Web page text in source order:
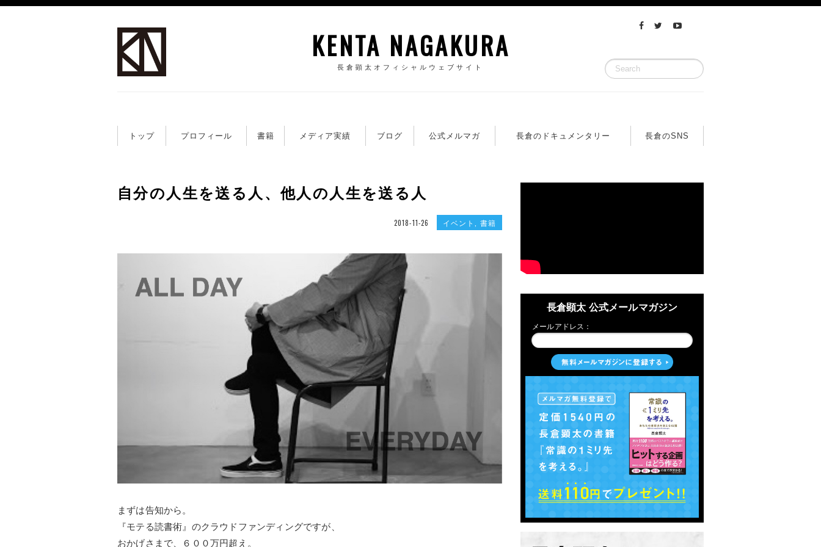
KENTA NAGAKURA
長倉顕太オフィシャルウェブサイト
トップ プロフィール 書籍 メディア実績 ブログ 公式メルマガ 長倉のドキュメンタリー 長倉のSNS
自分の人生を送る人、他人の人生を送る人
2018-11-26 イベント 書籍
まずは告知から。
『モテる読書術』のクラウドファンディングですが、
おかげさまで、６００万円超え。
長倉顕太 公式メールマガジン
メールアドレス：